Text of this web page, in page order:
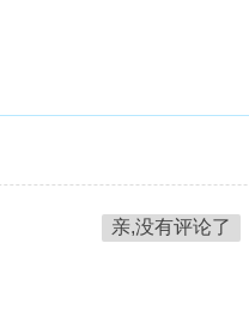
亲,没有评论了